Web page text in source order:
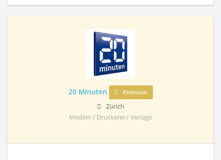
20 Minuten Premium
Zürich
Medien / Druckerei / Verlage